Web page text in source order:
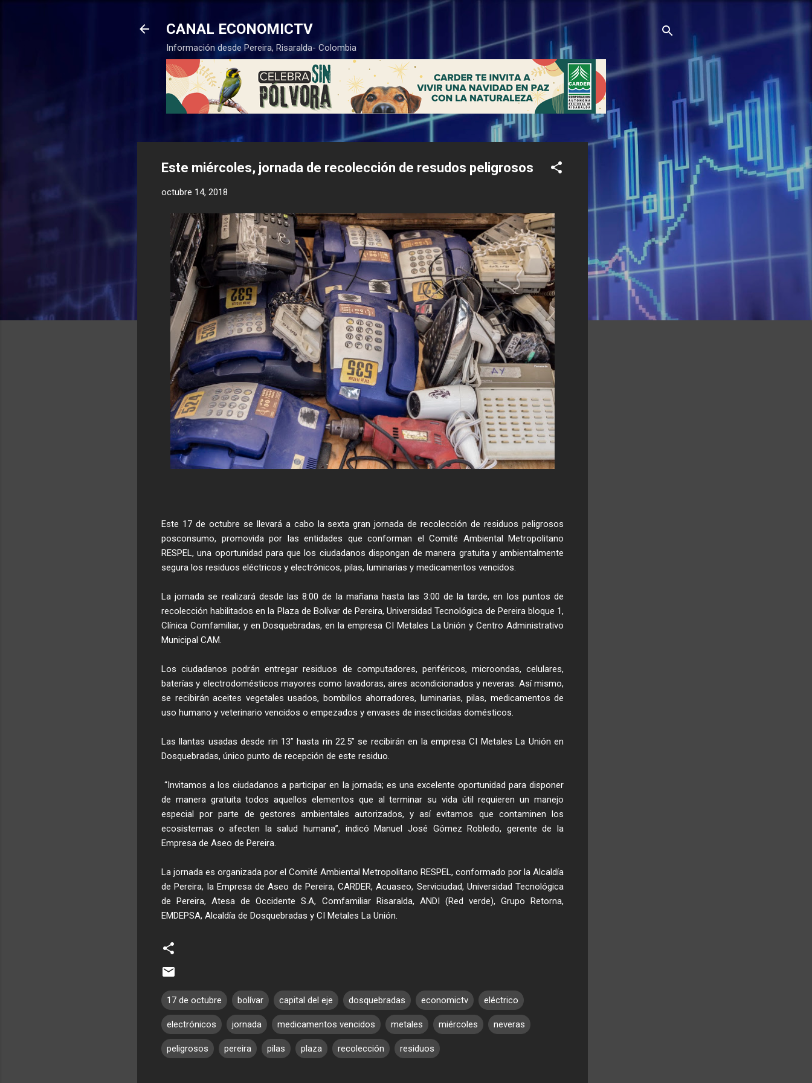
Ir al contenido principal
CANAL ECONOMICTV
Información desde Pereira, Risaralda- Colombia
Este miércoles, jornada de recolección de resudos peligrosos
octubre 14, 2018
Este 17 de octubre se llevará a cabo la sexta gran jornada de recolección de residuos peligrosos
posconsumo, promovida por las entidades que conforman el Comité Ambiental Metropolitano
RESPEL, una oportunidad para que los ciudadanos dispongan de manera gratuita y ambientalmente
segura los residuos eléctricos y electrónicos, pilas, luminarias y medicamentos vencidos.
La jornada se realizará desde las 8:00 de la mañana hasta las 3:00 de la tarde, en los puntos de
recolección habilitados en la Plaza de Bolívar de Pereira, Universidad Tecnológica de Pereira bloque 1,
Clínica Comfamiliar, y en Dosquebradas, en la empresa CI Metales La Unión y Centro Administrativo
Municipal CAM.
Los ciudadanos podrán entregar residuos de computadores, periféricos, microondas, celulares,
baterías y electrodomésticos mayores como lavadoras, aires acondicionados y neveras. Así mismo,
se recibirán aceites vegetales usados, bombillos ahorradores, luminarias, pilas, medicamentos de
uso humano y veterinario vencidos o empezados y envases de insecticidas domésticos.
Las llantas usadas desde rin 13” hasta rin 22.5” se recibirán en la empresa CI Metales La Unión en
Dosquebradas, único punto de recepción de este residuo.
“Invitamos a los ciudadanos a participar en la jornada; es una excelente oportunidad para disponer
de manera gratuita todos aquellos elementos que al terminar su vida útil requieren un manejo
especial por parte de gestores ambientales autorizados, y así evitamos que contaminen los
ecosistemas o afecten la salud humana”, indicó Manuel José Gómez Robledo, gerente de la
Empresa de Aseo de Pereira.
La jornada es organizada por el Comité Ambiental Metropolitano RESPEL, conformado por la Alcaldía
de Pereira, la Empresa de Aseo de Pereira, CARDER, Acuaseo, Serviciudad, Universidad Tecnológica
de Pereira, Atesa de Occidente S.A, Comfamiliar Risaralda, ANDI (Red verde), Grupo Retorna,
EMDEPSA, Alcaldía de Dosquebradas y CI Metales La Unión.​
17 de octubre bolívar capital del eje dosquebradas economictv eléctrico
electrónicos jornada medicamentos vencidos metales miércoles neveras
peligrosos pereira pilas plaza recolección residuos